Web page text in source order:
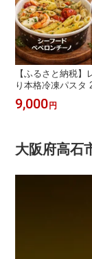
【ふるさと納税
り本格冷凍パスタ
ードペペロンチー
ーム)【配送不可地
9,000 円
大阪府高石